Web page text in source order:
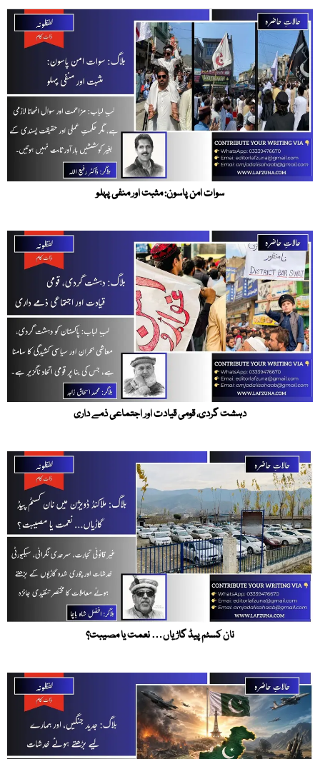
سوات امن پاسون: مثبت اور منفی پہلو
دہشت گردی، قومی قیادت اور اجتماعی ذمے داری
نان کسٹم پیڈ گاڑیاں… نعمت یا مصیبت؟